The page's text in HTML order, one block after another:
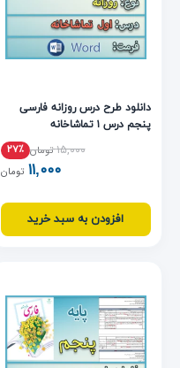
دانلود طرح درس روزانه فارسی
پنجم درس ۱ تماشاخانه
۱۵,۰۰۰ تومان ۲۷٪
۱۱,۰۰۰ تومان
افزودن به سبد خرید